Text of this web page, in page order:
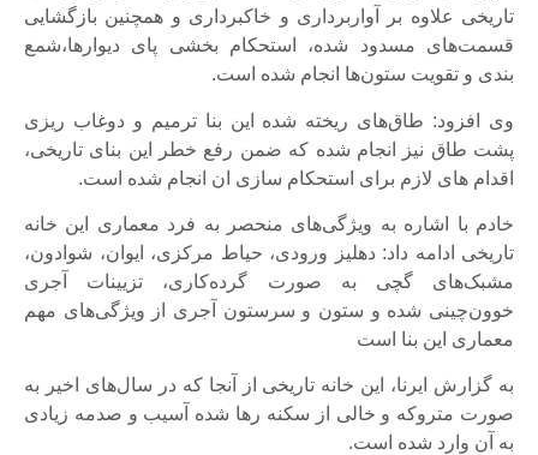
تاریخی علاوه بر آواربرداری و خاکبرداری و همچنین بازگشایی
قسمت‌های مسدود شده، استحکام بخشی پای دیوارها،شمع
بندی و تقویت ستون‌ها انجام شده است.
وی افزود: طاق‌های ریخته شده این بنا ترمیم و دوغاب ریزی
پشت طاق نیز انجام شده که ضمن رفع خطر این بنای تاریخی،
اقدام های لازم برای استحکام سازی ان انجام شده است.
خادم با اشاره به ویژگی‌های منحصر به فرد معماری این خانه
تاریخی ادامه داد: دهلیز ورودی، حیاط مرکزی، ایوان، شوادون،
مشبک‌های گچی به صورت گرده‌کاری، تزیینات آجری
خوون‌چینی شده و ستون و سرستون آجری از ویژگی‌های مهم
معماری این بنا است
به گزارش ایرنا، این خانه تاریخی از آنجا که در سال‌های اخیر به
صورت متروکه و خالی از سکنه رها شده آسیب و صدمه زیادی
به آن وارد شده است.